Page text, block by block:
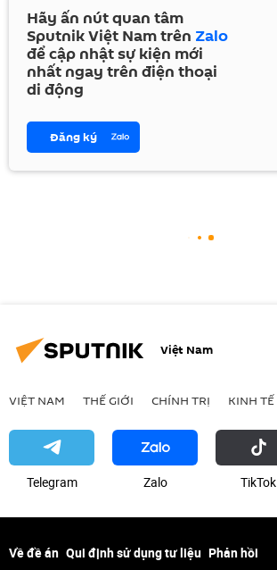
Hãy ấn nút quan tâm
Sputnik Việt Nam trên Zalo
để cập nhật sự kiện mới
nhất ngay trên điện thoại
di động
Đăng ký
Việt Nam
VIỆT NAM THẾ GIỚI CHÍNH TRỊ KINH TẾ
Telegram Zalo ТikТоk
Về đề án Qui định sử dụng tư liệu Phản hồi